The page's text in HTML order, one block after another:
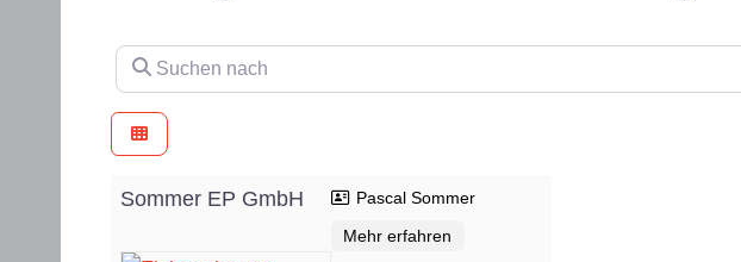
Suchen nach
Sommer EP GmbH Pascal Sommer
Mehr erfahren